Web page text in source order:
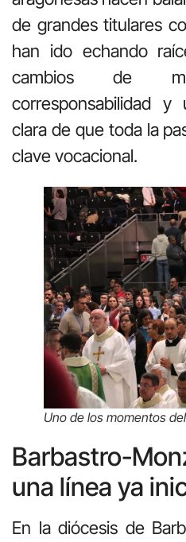
de grandes titulares
han ido echando
cambios de
corresponsabilidad
clara de que toda la
clave vocacional.
Uno de los momentos
Barbastro-
una línea ya
En la diócesis de